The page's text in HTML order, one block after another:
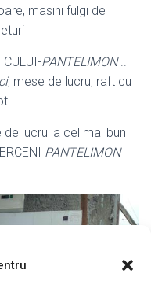
masini fulgi de
PANTELIMON..
, mese de lucru, raft cu
de lucru la cel mai bun
PANTELIMON